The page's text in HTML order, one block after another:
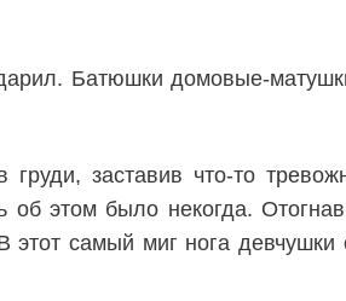
Батюшки домовые-
заставив что-то
этом было некогда.
этот самый миг нога